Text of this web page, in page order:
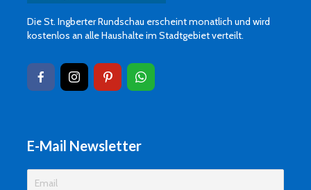
Die St. Ingberter Rundschau erscheint monatlich und wird
kostenlos an alle Haushalte im Stadtgebiet verteilt.
E-Mail Newsletter